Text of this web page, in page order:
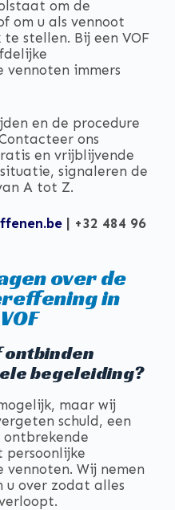
om de
om u als vennoot
stellen. Bij een VOF
vennoten immers
en de procedure
ons
en vrijblijvende
signaleren de
A tot Z.
| +32 484 96
over de
in
ontbinden
begeleiding?
maar wij
schuld, een
ontbrekende
Wij nemen
over zodat alles